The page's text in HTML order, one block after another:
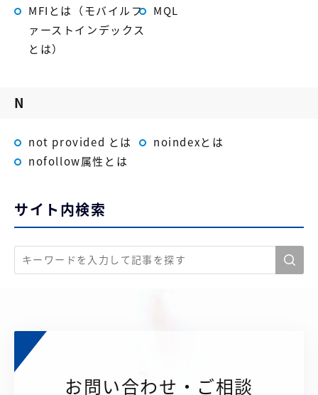
MFIとは（モバイルフ
ァーストインデックス
とは）
MQL
N
not provided とは
noindexとは
nofollow属性とは
サイト内検索
お問い合わせ・ご相談